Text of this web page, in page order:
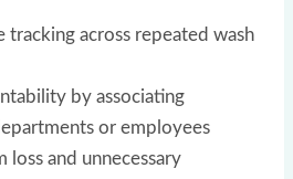
tracking across repeated wash
by associating
or employees
loss and unnecessary